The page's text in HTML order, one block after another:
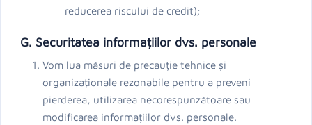
reducerea riscului de credit);
G. Securitatea informațiilor dvs. personale
Vom lua măsuri de precauție tehnice și
organizaționale rezonabile pentru a preveni
pierderea, utilizarea necorespunzătoare sau
modificarea informațiilor dvs. personale.